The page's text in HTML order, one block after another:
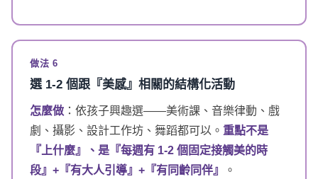
做法 6
選 1-2 個跟『美感』相關的結構化活動
怎麼做 ：依孩子興趣選——美術課、音樂律動、戲
劇、攝影、設計工作坊、舞蹈都可以。 重點不是
『上什麼』、是『每週有 1-2 個固定接觸美的時
段』+『有大人引導』+『有同齡同伴』
。